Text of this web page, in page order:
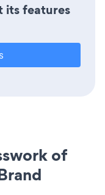
its features
of